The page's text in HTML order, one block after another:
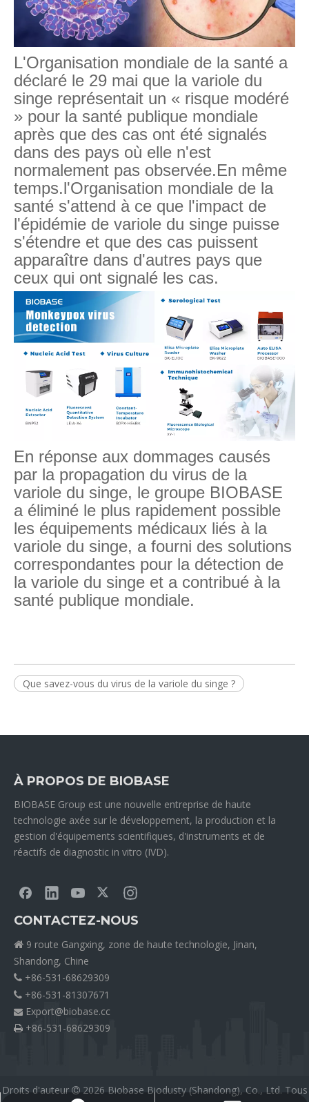
L'Organisation mondiale de la santé a
déclaré le 29 mai que la variole du
singe représentait un « risque modéré
» pour la santé publique mondiale
après que des cas ont été signalés
dans des pays où elle n'est
normalement pas observée.En même
temps.l'Organisation mondiale de la
santé s'attend à ce que l'impact de
l'épidémie de variole du singe puisse
s'étendre et que des cas puissent
apparaître dans d'autres pays que
ceux qui ont signalé les cas.
En réponse aux dommages causés
par la propagation du virus de la
variole du singe, le groupe BIOBASE
a éliminé le plus rapidement possible
les équipements médicaux liés à la
variole du singe, a fourni des solutions
correspondantes pour la détection de
la variole du singe et a contribué à la
santé publique mondiale.
Que savez-vous du virus de la variole du singe ?
À PROPOS DE BIOBASE
BIOBASE Group est une nouvelle entreprise de haute
technologie axée sur le développement, la production et la
gestion d'équipements scientifiques, d'instruments et de
réactifs de diagnostic in vitro (IVD).
CONTACTEZ-NOUS
 9 route Gangxing, zone de haute technologie, Jinan,
Shandong, Chine
 +86-531-68629309
 +86-531-81307671
 Export@biobase.cc
 +86-531-68629309
Droits d'auteur  2026 Biobase Biodusty (Shandong), Co., Ltd. Tous